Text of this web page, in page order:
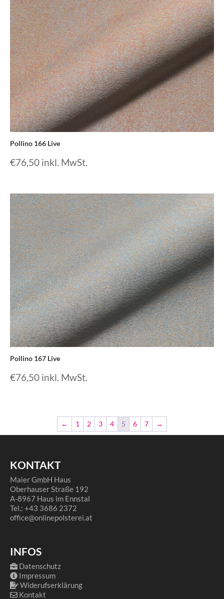
Pollino 166 Live
€76,50 inkl. MwSt.
Pollino 167 Live
€76,50 inkl. MwSt.
← 1 2 3 4 5 6 7 →
KONTAKT
Maier GmbH Haus
Oberhauser Straße 192
A-8967 Haus im Ennstal
Tel.: +43 3686 2372
office@onlinepolsterei.at
INFOS
Datenschutz
Impressum
Widerufserklärung
Kontakt